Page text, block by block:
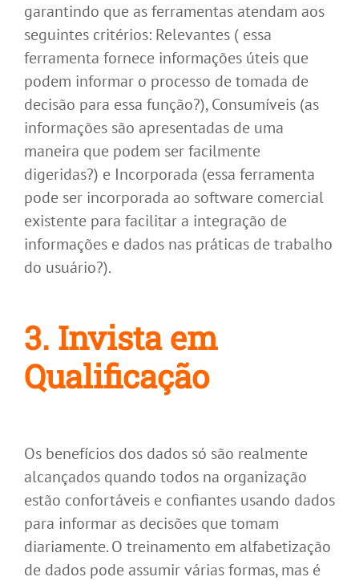
garantindo que as ferramentas atendam aos
seguintes critérios: Relevantes ( essa
ferramenta fornece informações úteis que
podem informar o processo de tomada de
decisão para essa função?), Consumíveis (as
informações são apresentadas de uma
maneira que podem ser facilmente
digeridas?) e Incorporada (essa ferramenta
pode ser incorporada ao software comercial
existente para facilitar a integração de
informações e dados nas práticas de trabalho
do usuário?).
3. Invista em
Qualificação
Os benefícios dos dados só são realmente
alcançados quando todos na organização
estão confortáveis e confiantes usando dados
para informar as decisões que tomam
diariamente. O treinamento em alfabetização
de dados pode assumir várias formas, mas é